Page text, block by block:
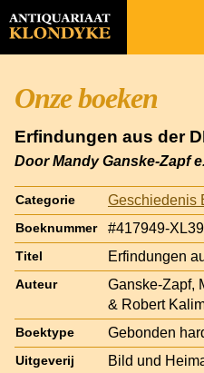
Onze boeken
Erfindungen aus der
Door Mandy Ganske-Zapf
Categorie Geschiedenis
Boeknummer #417949-XL39
Titel Erfindungen
Auteur
Ganske-Zapf,
& Robert
Boektype Gebonden
Uitgeverij Bild und